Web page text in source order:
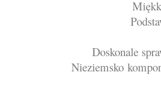
Doskonale
Nieziemsko